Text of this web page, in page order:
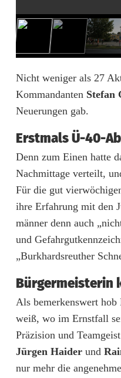
l
b
e
s
a
n
d
e
Nicht weniger als 27
Kommandanten Stefan
Neuerungen gab.
Erstmals Ü-40-
Denn zum Einen hatte
Nachmittage verteilt,
Für die gut
ihre Erfahrung mit den
männer denn auch
und
„Burkhardsreuther
Bürgermeisterin
Als bemerkenswert hob
weiß, wo im Ernstfall
Präzision und
Jürgen Haider und
nur mehr die